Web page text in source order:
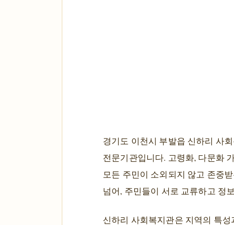
경기도 이천시 부발읍 신하리 사
전문기관입니다. 고령화, 다문화
모든 주민이 소외되지 않고 존중
넘어, 주민들이 서로 교류하고 정
신하리 사회복지관은 지역의 특